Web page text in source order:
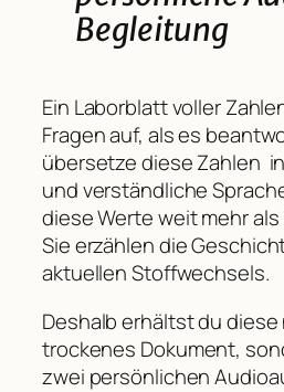
Begleitung
Ein Laborblatt voller
Fragen auf, als es
übersetze diese Zahlen
und verständliche
diese Werte weit mehr als
Sie erzählen die
aktuellen Stoffwechsels.
Deshalb erhältst du diese
trockenes Dokument,
zwei persönlichen